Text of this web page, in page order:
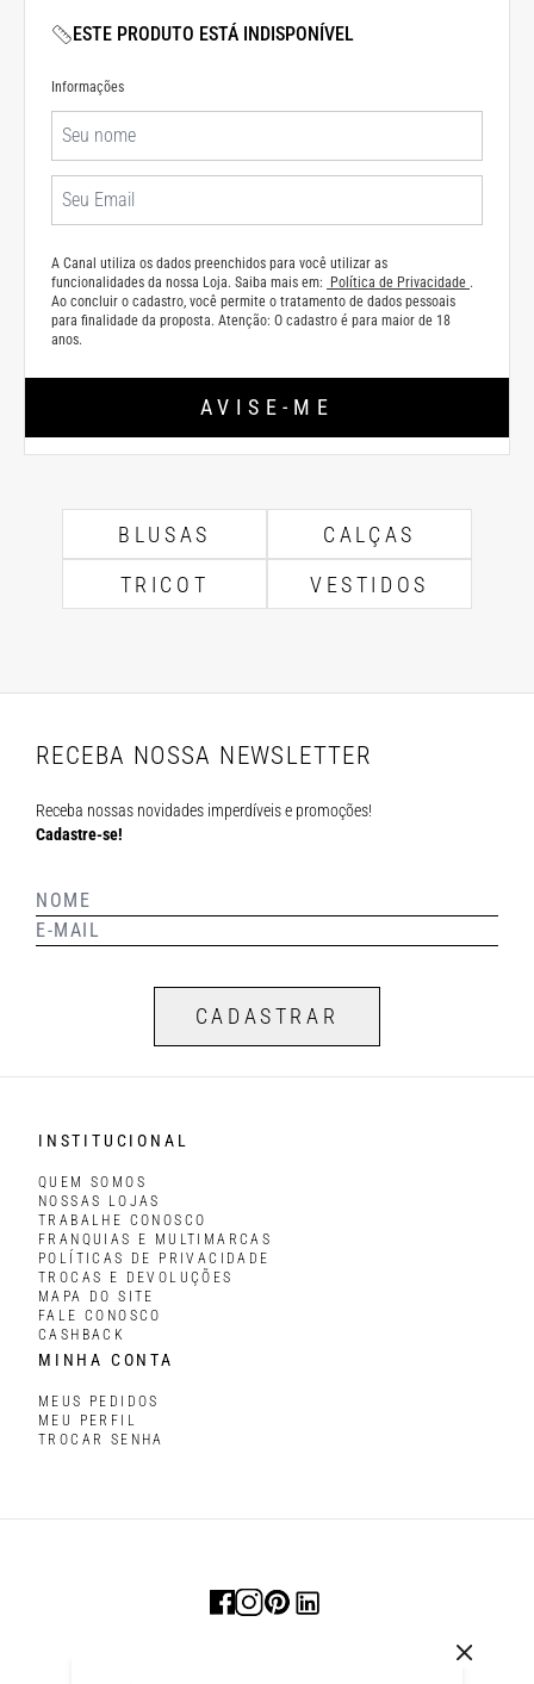
ESTE PRODUTO ESTÁ INDISPONÍVEL
Informações
A Canal utiliza os dados preenchidos para você utilizar as
funcionalidades da nossa Loja. Saiba mais em:
Política de Privacidade .
Ao concluir o cadastro, você permite o tratamento de dados pessoais
para finalidade da proposta. Atenção: O cadastro é para maior de 18
anos.
AVISE-ME
BLUSAS
CALÇAS
TRICOT
VESTIDOS
RECEBA NOSSA NEWSLETTER
Receba nossas novidades imperdíveis e promoções!
Cadastre-se!
CADASTRAR
INSTITUCIONAL
QUEM SOMOS
NOSSAS LOJAS
TRABALHE CONOSCO
FRANQUIAS E MULTIMARCAS
POLÍTICAS DE PRIVACIDADE
TROCAS E DEVOLUÇÕES
MAPA DO SITE
FALE CONOSCO
CASHBACK
MINHA CONTA
MEUS PEDIDOS
MEU PERFIL
TROCAR SENHA